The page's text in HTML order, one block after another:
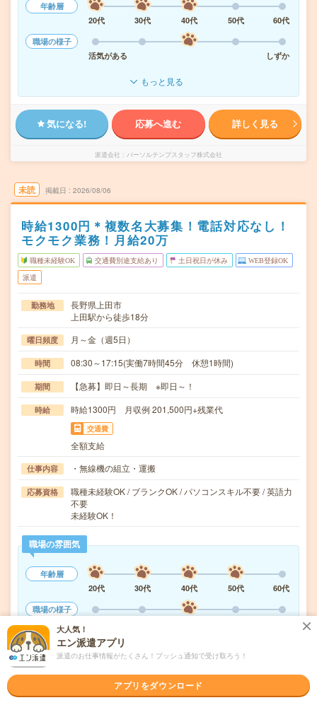
年齢層
20代
30代 40代 50代
60代
職場の様子
活気がある
しずか
もっと見る
気になる! 応募へ進む 詳しく見る
派遣会社 パーソルテンプスタッフ株式会社
未読 掲載日 2026/08/06
時給1300円＊複数名大募集！電話対応なし！
モクモク業務！月給20万
職種未経験OK 交通費別途支給あり 土日祝日が休み WEB登録OK
派遣
勤務地
長野県上田市
上田駅から徒歩18分
曜日頻度 月～金（週5日）
時間 08:30～17:15(実働7時間45分 休憩1時間)
期間 【急募】即日～長期 ※即日～！
時給 時給1300円 月収例 201,500円+残業代
交通費
全額支給
仕事内容 ・無線機の組立・運搬
応募資格
職種未経験OK / ブランクOK / パソコンスキル不要 / 英語力
不要
未経験OK！
職場の雰囲気
年齢層
20代
30代 40代 50代
60代
職場の様子
応募へ進む
大人気！
エン派遣アプリ
派遣のお仕事情報がたくさん！プッシュ通知で受け取ろう！
アプリをダウンロード